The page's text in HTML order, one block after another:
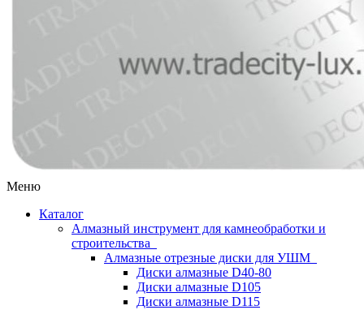
Меню
Каталог
Алмазный инструмент для камнеобработки и
строительства
Алмазные отрезные диски для УШМ
Диски алмазные D40-80
Диски алмазные D105
Диски алмазные D115